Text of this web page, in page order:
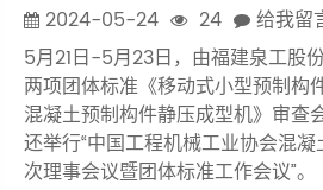
2024-05-24 24
给我留
5月21日-5月23日，由福建泉工股
两项团体标准《移动式小型预制构
混凝土预制构件静压成型机》审查
还举行“中国工程机械工业协会混
次理事会议暨团体标准工作会议”。